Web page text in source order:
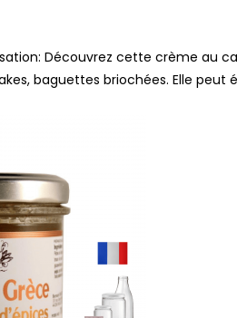
Découvrez cette crème au
baguettes briochées. Elle